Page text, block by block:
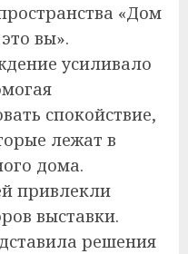
«Дом
вы».
усиливало
спокойствие,
лежат в
дома.
привлекли
выставки.
решения